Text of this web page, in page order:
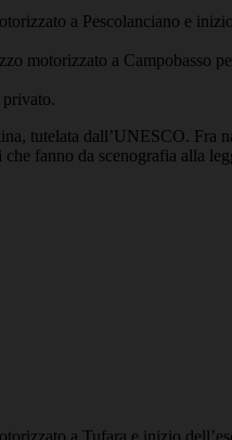
a Pescolanciano e
motorizzato a Campobasso
tutelata dall’UNESCO. Fra
fanno da scenografia alla